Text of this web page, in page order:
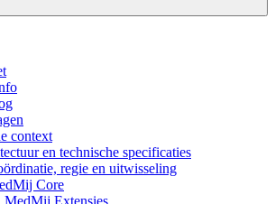
context
en technische specificaties
regie en uitwisseling
Core
MedMij Extensies